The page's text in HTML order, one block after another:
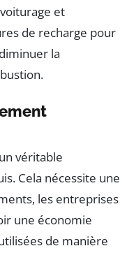
et
de recharge pour
la
véritable
Cela nécessite une
les entreprises
une économie
de manière